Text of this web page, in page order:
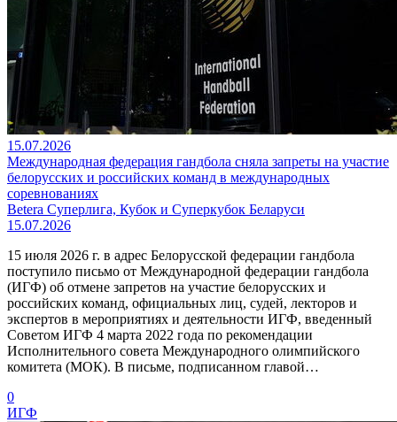
15.07.2026
Международная федерация гандбола сняла запреты на участие
белорусских и российских команд в международных
соревнованиях
Betera Суперлига, Кубок и Суперкубок Беларуси
15.07.2026
15 июля 2026 г. в адрес Белорусской федерации гандбола
поступило письмо от Международной федерации гандбола
(ИГФ) об отмене запретов на участие белорусских и
российских команд, официальных лиц, судей, лекторов и
экспертов в мероприятиях и деятельности ИГФ, введенный
Советом ИГФ 4 марта 2022 года по рекомендации
Исполнительного совета Международного олимпийского
комитета (МОК). В письме, подписанном главой…
0
ИГФ